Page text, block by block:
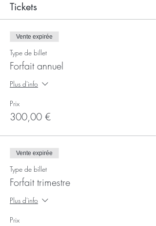
Tickets
Vente expirée
Type de billet
Forfait annuel
Plus d'info
Prix
300,00 €
Vente expirée
Type de billet
Forfait trimestre
Plus d'info
Prix